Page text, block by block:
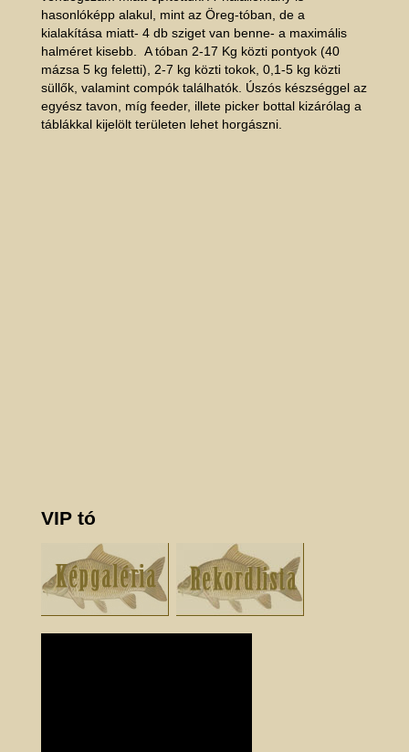
hasonlóképp alakul, mint az Öreg-tóban, de a
kialakítása miatt- 4 db sziget van benne- a maximális
halméret kisebb. A tóban 2-17 Kg közti pontyok (40
mázsa 5 kg feletti), 2-7 kg közti tokok, 0,1-5 kg közti
süllők, valamint compók találhatók. Úszós készséggel az
egyész tavon, míg feeder, illete picker bottal kizárólag a
táblákkal kijelölt területen lehet horgászni.
VIP tó